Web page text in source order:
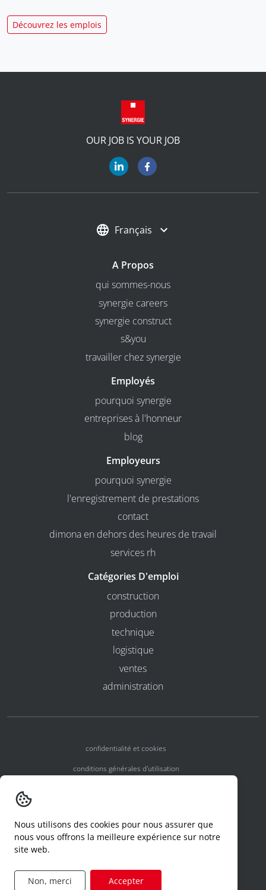
Découvrez les emplois
OUR JOB IS YOUR JOB
Français
A Propos
qui sommes-nous
synergie careers
synergie construct
s&you
travailler chez synergie
Employés
pourquoi synergie
entreprises à l'honneur
blog
Employeurs
pourquoi synergie
l'enregistrement de prestations
contact
dimona en dehors des heures de travail
services rh
Catégories D'emploi
construction
production
technique
logistique
ventes
administration
confidentialité et cookies
conditions générales d'utilisation
declaration d'un incident
formulaire de demande d'accès
Nous utilisons des cookies pour nous assurer que
nous vous offrons la meilleure expérience sur notre
site web.
Non, merci Accepter